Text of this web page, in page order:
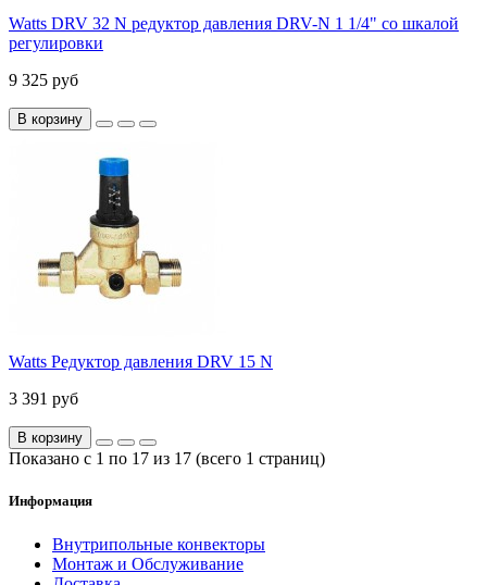
Watts DRV 32 N редуктор давления DRV-N 1 1/4" со шкалой
регулировки
9 325 руб
В корзину
Watts Редуктор давления DRV 15 N
3 391 руб
В корзину
Показано с 1 по 17 из 17 (всего 1 страниц)
Информация
Внутрипольные конвекторы
Монтаж и Обслуживание